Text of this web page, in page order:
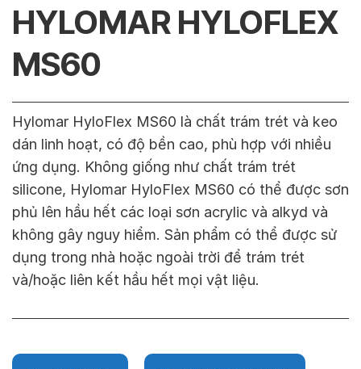
HYLOMAR HYLOFLEX
MS60
Hylomar HyloFlex MS60 là chất trám trét và keo
dán linh hoạt, có độ bền cao, phù hợp với nhiều
ứng dụng. Không giống như chất trám trét
silicone, Hylomar HyloFlex MS60 có thể được sơn
phủ lên hầu hết các loại sơn acrylic và alkyd và
không gây nguy hiểm. Sản phẩm có thể được sử
dụng trong nhà hoặc ngoài trời để trám trét
và/hoặc liên kết hầu hết mọi vật liệu.